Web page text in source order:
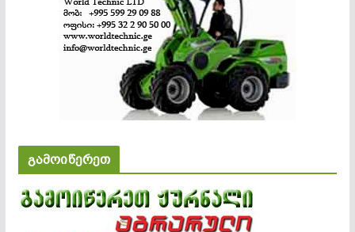
გამოიწერეთ